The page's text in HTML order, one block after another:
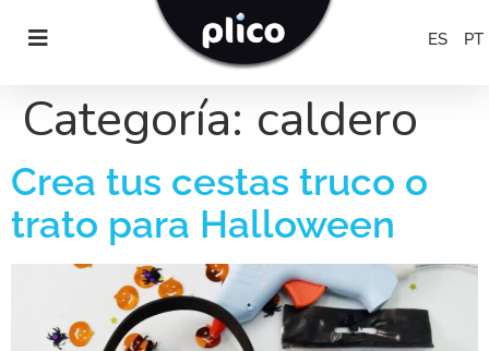
ES PT
Categoría: caldero
Crea tus cestas truco o
trato para Halloween